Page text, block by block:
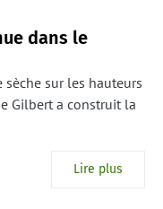
dans le
sèche sur les hauteurs
Gilbert a construit la
Lire plus